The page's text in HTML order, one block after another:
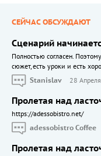
СЕЙЧАС ОБСУЖДАЮТ
Сценарий
Полностью согласен.
сюжет, есть уроки и есть
Stanislav
28
Пролетая над
https://adessobistro.net/
adessobistro Coffee
Пролетая над